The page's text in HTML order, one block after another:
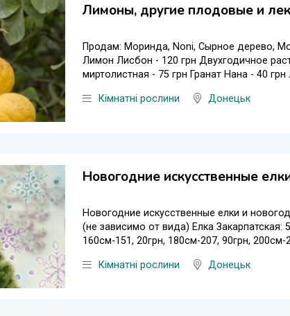
Лимоны, другие плодовые и
Продам: Mоринда, Noni, Сырное дерево,
Лимон Лисбон - 120 грн Двухгодичное
миртолистная - 75 грн Гранат Нана - 40
Кімнатні рослини Донецьк
Новогодние искусственные
Новогодние искусственные елки и
(не зависимо от вида) Елка Закарпатская:
160см-151, 20грн, 180см-207, 90грн,
Кімнатні рослини Донецьк